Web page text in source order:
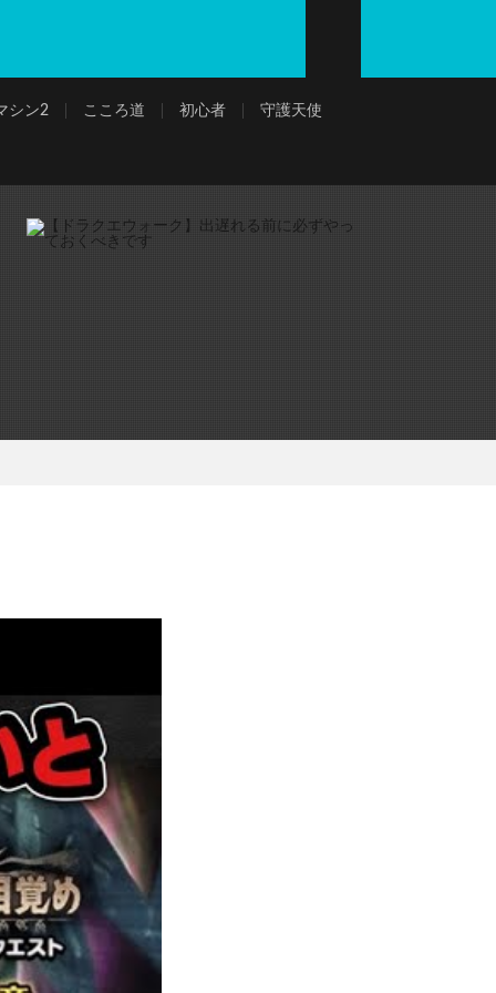
シン2 こころ道 初心者 守護天使